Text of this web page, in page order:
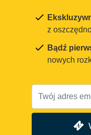
z
Bądź
nowych